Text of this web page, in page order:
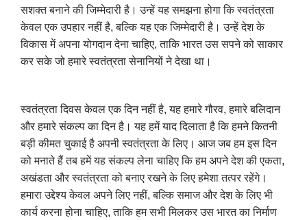
सशक्त बनाने की जिम्मेदारी है। उन्हें यह समझना होगा कि स्वतंत्रता
केवल एक उपहार नहीं है, बल्कि यह एक जिम्मेदारी है। उन्हें देश के
विकास में अपना योगदान देना चाहिए, ताकि भारत उस सपने को साकार
कर सके जो हमारे स्वतंत्रता सेनानियों ने देखा था।
स्वतंत्रता दिवस केवल एक दिन नहीं है, यह हमारे गौरव, हमारे बलिदान
और हमारे संकल्प का दिन है। यह हमें याद दिलाता है कि हमने कितनी
बड़ी कीमत चुकाई है अपनी स्वतंत्रता के लिए। आज जब हम इस दिन
को मनाते हैं तब हमें यह संकल्प लेना चाहिए कि हम अपने देश की एकता,
अखंडता और स्वतंत्रता को बनाए रखने के लिए हमेशा तत्पर रहेंगे।
हमारा उद्देश्य केवल अपने लिए नहीं, बल्कि समाज और देश के लिए भी
कार्य करना होना चाहिए, ताकि हम सभी मिलकर उस भारत का निर्माण